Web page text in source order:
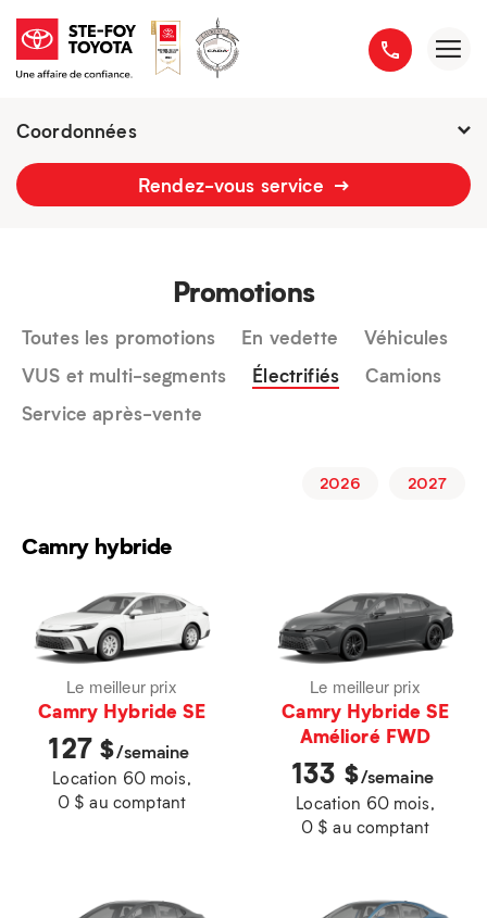
Coordonnées
2777 boulevard du Versant-Nord
Rendez-vous service
Promotions
Toutes les promotions En vedette
Véhicules
VUS et multi-segments
Électrifiés
Camions
Service après-vente
2026 2027
Camry hybride
Le meilleur prix
Camry Hybride SE
127 $/semaine
Location 60 mois,
0 $ au comptant
Le meilleur prix
Camry Hybride SE
Amélioré FWD
133 $/semaine
Location 60 mois,
0 $ au comptant